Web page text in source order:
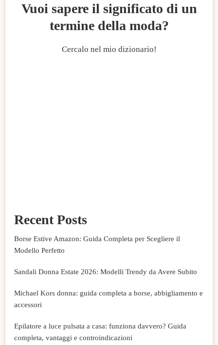
Vuoi sapere il significato di un
termine della moda?
Cercalo nel mio dizionario!
Recent Posts
Borse Estive Amazon: Guida Completa per Scegliere il
Modello Perfetto
Sandali Donna Estate 2026: Modelli Trendy da Avere Subito
Michael Kors donna: guida completa a borse, abbigliamento e
accessori
Epilatore a luce pulsata a casa: funziona davvero? Guida
completa, vantaggi e controindicazioni